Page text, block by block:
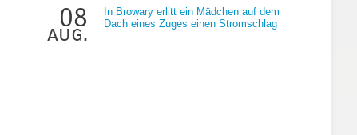
08
aug.
In Browary erlitt ein Mädchen auf dem
Dach eines Zuges einen Stromschlag